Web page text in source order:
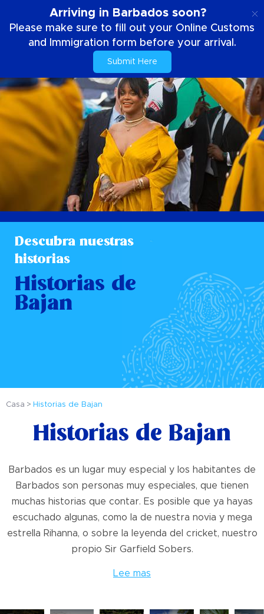
Arriving in Barbados soon?
Please make sure to fill out your Online Customs
and Immigration form before your arrival.
Submit Here
Descubra nuestras
historias
Historias de
Bajan
Casa Historias de Bajan
Historias de Bajan
Barbados es un lugar muy especial y los habitantes de
Barbados son personas muy especiales, que tienen
muchas historias que contar. Es posible que ya hayas
escuchado algunas, como la de nuestra novia y mega
estrella Rihanna, o sobre la leyenda del cricket, nuestro
propio Sir Garfield Sobers.
Lee mas